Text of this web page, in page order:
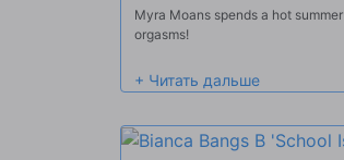
Myra Moans spends a hot
orgasms!